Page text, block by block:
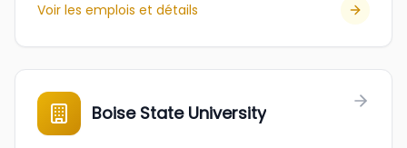
Voir les emplois et détails
Boise State University